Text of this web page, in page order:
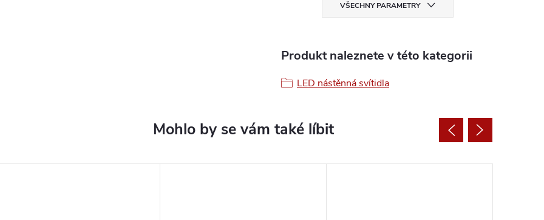
VŠECHNY PARAMETRY
Produkt naleznete v této kategorii
LED nástěnná svítidla